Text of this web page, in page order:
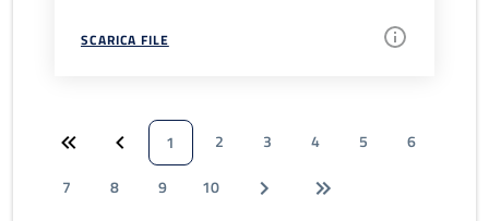
SCARICA FILE
1 2 3 4 5
6
7
8 9 10